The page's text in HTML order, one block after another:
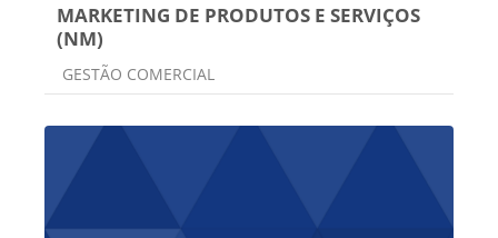
MARKETING DE PRODUTOS E SERVIÇOS
(NM)
Categoria do curso
GESTÃO COMERCIAL